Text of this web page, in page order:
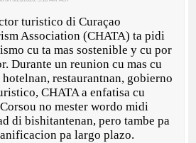
turistico di Curaçao
Association (CHATA) ta pidi
cu ta mas sostenible y cu por
Durante un reunion cu mas cu
restaurantnan, gobierno
CHATA a enfatisa cu
no mester wordo midi
di bishitantenan, pero tambe pa
pa largo plazo.